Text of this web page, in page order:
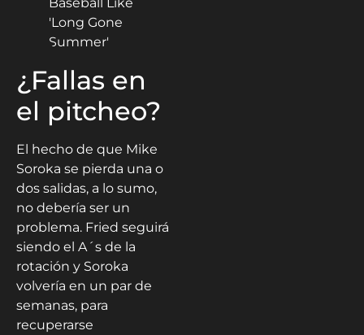
¿Fallas en
el pitcheo?
El hecho de que Mike
Soroka se pierda una o
dos salidas, a lo sumo,
no debería ser un
problema. Fried seguirá
siendo el A´s de la
rotación y Soroka
volvería en un par de
semanas, para
recuperarse